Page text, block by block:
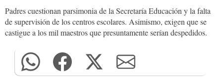
Padres cuestionan parsimonia de la Secretaría Educación y la falta
de supervisión de los centros escolares. Asimismo, exigen que se
castigue a los mil maestros que presuntamente serían despedidos.